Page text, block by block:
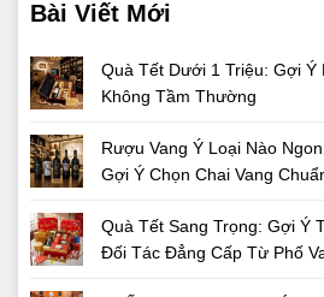
Bài Viết Mới
Quà Tết Dưới 1 Triệu: Gợi Ý
Không Tầm Thường
Rượu Vang Ý Loại Nào
Gợi Ý Chọn Chai Vang
Quà Tết Sang Trọng: Gợi Ý
Đối Tác Đẳng Cấp Từ Phố